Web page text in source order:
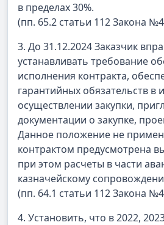
в пределах 30%.
(пп. 65.2 статьи 112 Закона
3. До 31.12.2024 Заказчик
устанавливать требование
исполнения контракта,
гарантийных обязательств в
осуществлении закупки,
документации о закупке,
Данное положение не
контрактом предусмотрена
при этом расчеты в части
казначейскому
(пп. 64.1 статьи 112 Закона
4. Установить, что в 2022,